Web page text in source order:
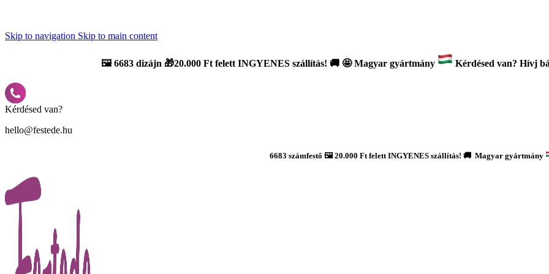
Skip to navigation Skip to main content
🖼️6683 dizájn 🎁20.000 Ft felett INGYENES szállítás! 🚚 🤩 Magyar gyártmány Kérdésed van? Hívj
Kérdésed van?
hello@festede.hu
6683 számfestő 🖼️ 20.000 Ft felett INGYENES szállítás! 🚚 Magyar gyártmány